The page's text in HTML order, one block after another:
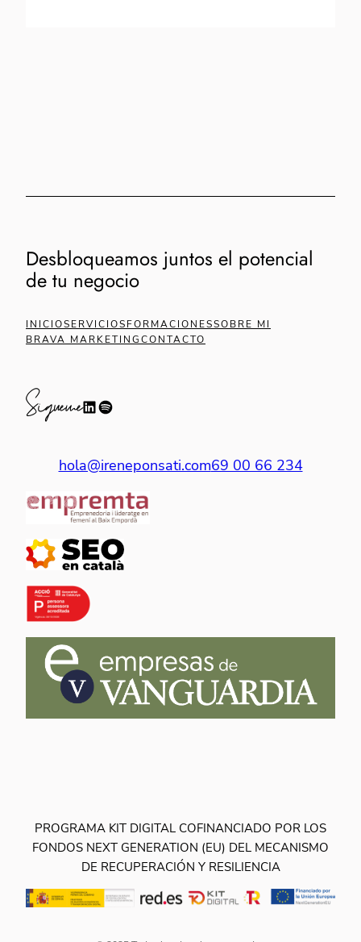
Desbloqueamos juntos el potencial
de tu negocio
INICIOSERVICIOSFORMACIONESSOBRE MI
BRAVA MARKETINGCONTACTO
Sígueme
hola@ireneponsati.com69 00 66 234
PROGRAMA KIT DIGITAL COFINANCIADO POR LOS
FONDOS NEXT GENERATION (EU) DEL MECANISMO
DE RECUPERACIÓN Y RESILIENCIA